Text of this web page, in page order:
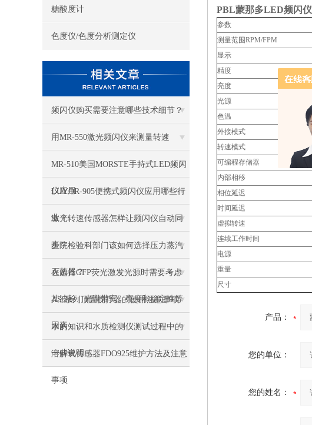
糖酸度计
色度仪/色度分析测定仪
频闪仪购买需要注意哪些技术细节？
用MR-550激光频闪仪来测量转速
MR-510美国MORSTE手持式LED频闪
仪应用
LUYOR-905便携式频闪仪应用哪些行
业？
激光转速传感器怎样让频闪仪自动同
步？
医院检验科部门该如何选择压力蒸汽
灭菌器？
在选择GFP荧光激发光源时需要考虑
其波长、光谱带宽、亮度和稳定性等
因素
AS 系列顶置搅拌器的使用注意事项
水的知识和水质检测仪测试过程中的
一些说明
溶解氧传感器FDO925维护方法及注意
事项
PBL蒙那多LED频闪仪
参数
测量范围RPM/FPM
显示
精度
亮度
光源
色温
外接模式
转速模式
可编程存储器
内部相移
相位延迟
时间延迟
虚拟转速
连续工作时间
电源
重量
尺寸
产品：
您的单位：
您的姓名：